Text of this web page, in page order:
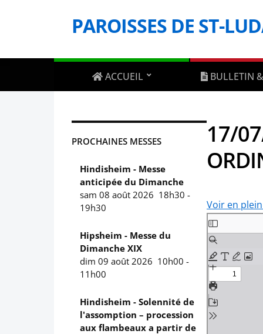
PAROISSES DE ST-
ACCUEIL BULLETIN
PROCHAINES MESSES
Hindisheim - Messe
anticipée du Dimanche
sam 08 août 2026 18h30 -
19h30
Hipsheim - Messe du
Dimanche XIX
dim 09 août 2026 10h00 -
11h00
Hindisheim - Solennité de
l'assomption – procession
aux flambeaux a partir de
17/
Voir en
Aller
au
contenu
PDF